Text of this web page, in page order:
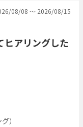
08/08 〜 2026/08/15
ヒアリングした
）